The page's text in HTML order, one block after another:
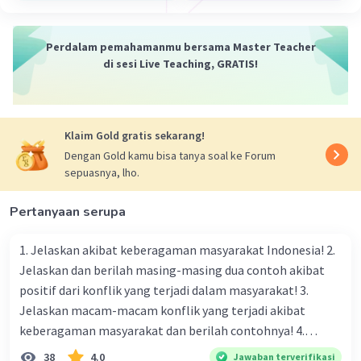
Perdalam pemahamanmu bersama Master Teacher
di sesi Live Teaching, GRATIS!
Klaim Gold gratis sekarang!
Dengan Gold kamu bisa tanya soal ke Forum
sepuasnya, lho.
Pertanyaan serupa
1. Jelaskan akibat keberagaman masyarakat Indonesia! 2.
Jelaskan dan berilah masing-masing dua contoh akibat
positif dari konflik yang terjadi dalam masyarakat! 3.
Jelaskan macam-macam konflik yang terjadi akibat
keberagaman masyarakat dan berilah contohnya! 4.
Mengapa dalam masyarakat yang memiliki keberagaman
38 4.0 Jawaban terverifikasi